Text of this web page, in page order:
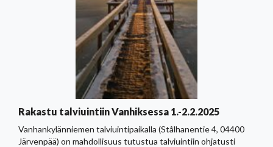
Rakastu talviuintiin Vanhiksessa 1.-2.2.2025
Vanhankylänniemen talviuintipaikalla (Stålhanentie 4, 04400
Järvenpää) on mahdollisuus tutustua talviuintiin ohjatusti